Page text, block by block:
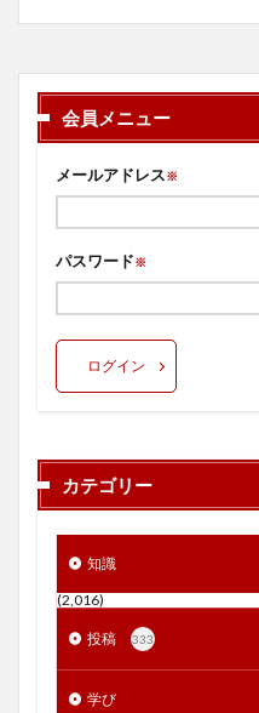
会員メニュー
メールアドレス※
パスワード※
ログイン
カテゴリー
知識
(2,016)
投稿 333
学び